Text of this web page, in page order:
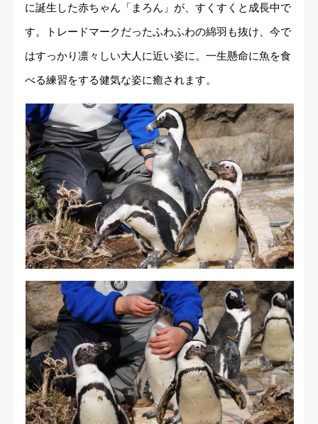
に誕生した赤ちゃん「まろん」が、すくすくと成長中で
す。トレードマークだったふわふわの綿羽も抜け、今で
はすっかり凛々しい大人に近い姿に。一生懸命に魚を食
べる練習をする健気な姿に癒されます。